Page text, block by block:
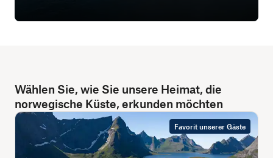
Wählen Sie, wie Sie unsere Heimat, die
norwegische Küste, erkunden möchten
Favorit unserer Gäste